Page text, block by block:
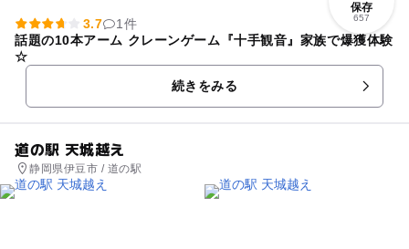
保存
657
3.7
1件
話題の10本アーム クレーンゲーム『十手観音』家族で爆獲体験
☆
続きをみる
道の駅 天城越え
静岡県伊豆市 / 道の駅